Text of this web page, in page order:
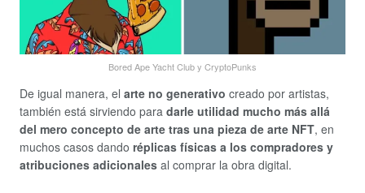
Bored Ape Yacht Club y CryptoPunks
De igual manera, el arte no generativo creado por artistas,
también está sirviendo para darle utilidad mucho más allá
del mero concepto de arte tras una pieza de arte NFT, en
muchos casos dando réplicas físicas a los compradores y
atribuciones adicionales al comprar la obra digital.